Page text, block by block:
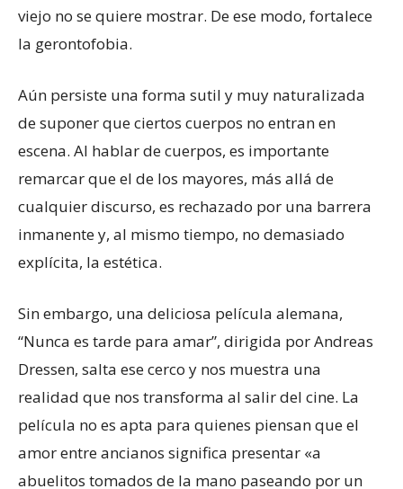
viejo no se quiere mostrar. De ese modo, fortalece
la gerontofobia.
Aún persiste una forma sutil y muy naturalizada
de suponer que ciertos cuerpos no entran en
escena. Al hablar de cuerpos, es importante
remarcar que el de los mayores, más allá de
cualquier discurso, es rechazado por una barrera
inmanente y, al mismo tiempo, no demasiado
explícita, la estética.
Sin embargo, una deliciosa película alemana,
“Nunca es tarde para amar”, dirigida por Andreas
Dressen, salta ese cerco y nos muestra una
realidad que nos transforma al salir del cine. La
película no es apta para quienes piensan que el
amor entre ancianos significa presentar «a
abuelitos tomados de la mano paseando por un